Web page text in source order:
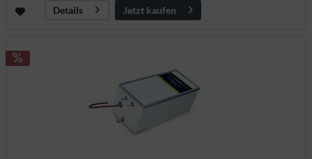
Details
Jetzt kaufen